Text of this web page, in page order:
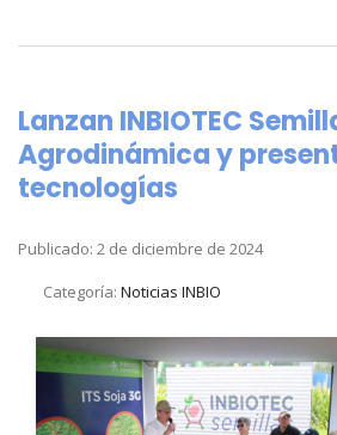
Lanzan INBIOTEC
Agrodinámica y
tecnologías
Publicado: 2 de diciembre de 2024
Categoría: Noticias INBIO